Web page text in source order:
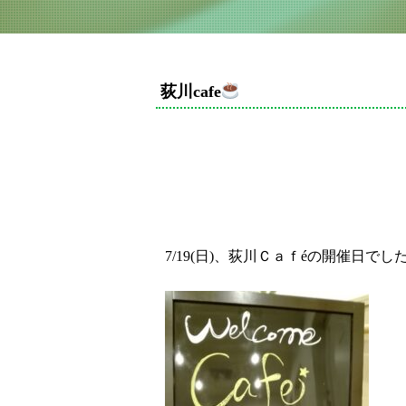
荻川cafe
7/19(日 ) 、荻川Ｃａｆ éの開催日でし